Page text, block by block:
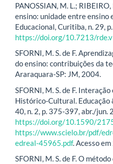
PANOSSIAN, M. L.;
ensino: unidade entre ensino
Educacional, Curitiba, n. 29,
https://doi.org/10.7213/
SFORNI, M. S. de F.
do ensino: contribuições da
Araraquara-SP: JM, 2004.
SFORNI, M. S. de F.
Histórico-Cultural. Educação
40, n. 2, p. 375-397, abr./jun.
https://doi.org/10.1590/
https://www.scielo.br/pdf/
edreal-45965.pdf. Acesso
SFORNI, M. S. de F. O